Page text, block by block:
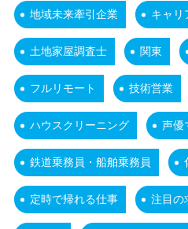
地域未来牽引企業 キャリ
土地家屋調査士 関東
フルリモート 技術営業
ハウスクリーニング 声優
鉄道乗務員・船舶乗務員
定時で帰れる仕事 注目の